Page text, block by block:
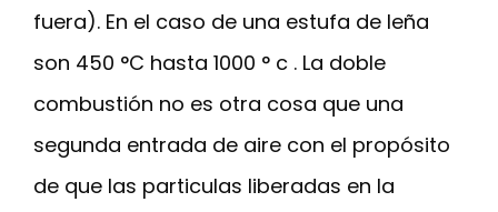
fuera). En el caso de una estufa de leña
son 450 °C hasta 1000 ° c . La doble
combustión no es otra cosa que una
segunda entrada de aire con el propósito
de que las particulas liberadas en la